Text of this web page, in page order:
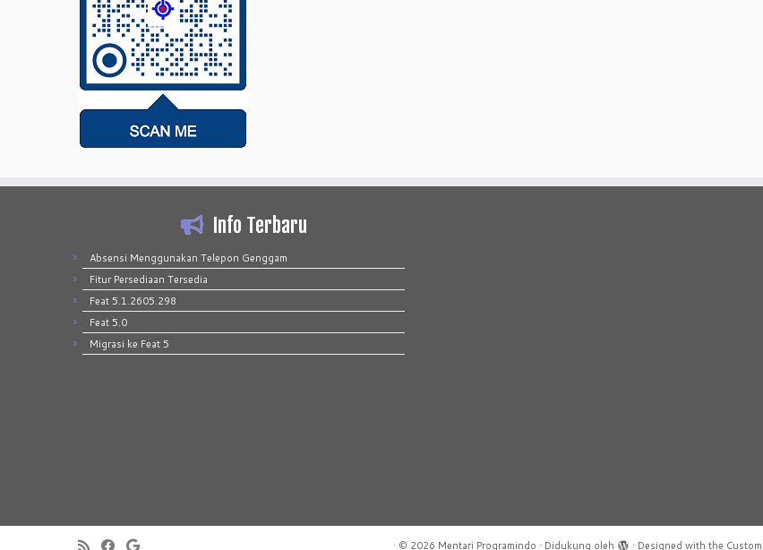
Info Terbaru
Absensi Menggunakan Telepon Genggam
Fitur Persediaan Tersedia
Feat 5.1.2605.298
Feat 5.0
Migrasi ke Feat 5
· © 2026 Mentari Programindo · Didukung oleh · Designed with the